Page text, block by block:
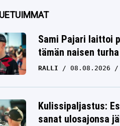
Sami Pajari laittoi
tämän naisen
RALLI 08.08.2026
Kulissipaljastus:
sanat ulosajonsa